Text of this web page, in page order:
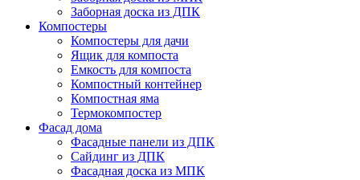
Заборная доска из ДПК
Компостеры
Компостеры для дачи
Ящик для компоста
Емкость для компоста
Компостный контейнер
Компостная яма
Термокомпостер
Фасад дома
Фасадные панели из ДПК
Сайдинг из ДПК
Фасадная доска из МПК